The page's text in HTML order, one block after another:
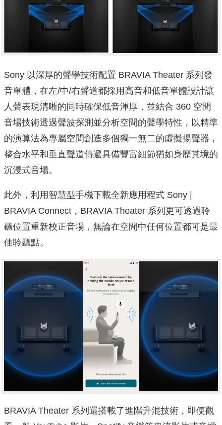
Sony 以深厚的聲學技術配置 BRAVIA Theater 系列發
音單體，在左/中/右聲道都採用高音和低音單體設計讓
人聲表現清晰的同時確保低音渾厚，並結合 360 空間
音場技術透過聲波探測並分析空間的聲學特性，以精準
的演算法為專屬空間創造多個獨一無二的虛擬揚聲器，
整合水平和垂直聲道傳遞具備豐富細節猶如身歷其境的
沉浸式音場。
此外，利用智慧型手機下載全新應用程式 Sony |
BRAVIA Connect，BRAVIA Theater 系列更可透過聆
聽位置重新校正音場，無論在空間中任何位置都可是最
佳聆聽點。
BRAVIA Theater 系列還搭載了進階升混技術，即便觀